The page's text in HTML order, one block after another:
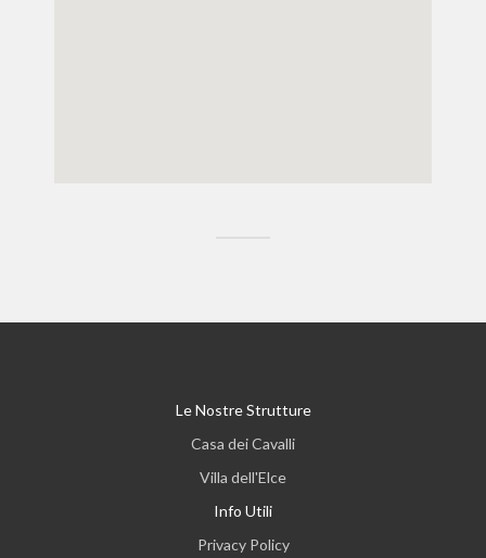
Le Nostre Strutture
Casa dei Cavalli
Villa dell'Elce
Info Utili
Privacy Policy